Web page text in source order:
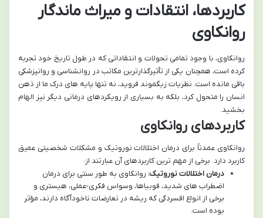
کاربردها، انتقادات و میراث ماندگار
روانکاوی
روانکاوی، با وجود تمامی تحولات و انتقاداتی که در طول تاریخ خود تجربه
کرده است، همچنان یکی از تأثیرگذارترین مکاتب در روانشناسی و روانپزشکی
باقی مانده است. نظریات زیگموند فروید، نه تنها پایه های درک ما از ذهن
انسان را متحول کرد، بلکه به بسیاری از رویکردهای درمانی دیگر نیز الهام
بخشید.
کاربردهای روانکاوی
روانکاوی عمدتاً برای درمان اختلالات نوروتیک و مشکلات شخصیتی عمیق
کاربرد دارد. برخی از مهم ترین کاربردهای آن عبارتند از:
درمان اختلالات نوروتیک: روانکاوی به طور سنتی برای درمان
اضطراب های شدید، فوبیاها، وسواس فکری-عملی، هیستری و
برخی از انواع افسردگی که ریشه در تعارضات ناخودآگاه دارند، مؤثر
بوده است.